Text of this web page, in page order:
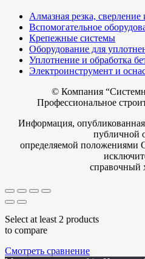
Алмазная резка,
Вспомогательное
Крепежные системы
Оборудование для
Уплотнение и обработка
Электроинструмент и
© Компания
Профессиональное
Информация, опубликованная
публичной
определяемой положениями
справочный
Select at least 2 products
to compare
Смотреть сравнение